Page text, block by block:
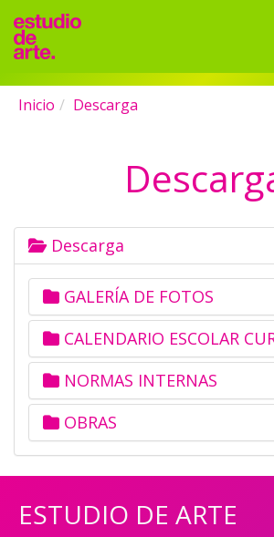
Inicio Descarga
Descarga
GALERÍA DE FOTOS
CALENDARIO ESCOLAR
NORMAS INTERNAS
OBRAS
ESTUDIO DE ARTE